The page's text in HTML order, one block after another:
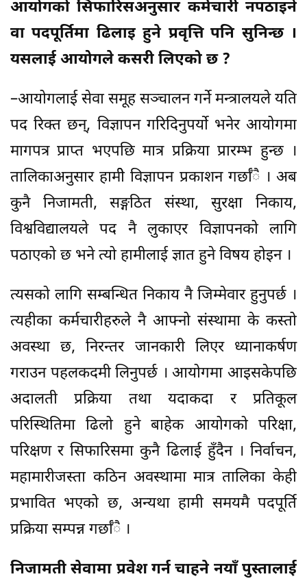
आयोगको सिफारिसअनुसार कर्मचारी नपठाइने
वा पदपूर्तिमा ढिलाइ हुने प्रवृत्ति पनि सुनिन्छ ।
यसलाई आयोगले कसरी लिएको छ ?
–आयोगलाई सेवा समूह सञ्चालन गर्ने मन्त्रालयले यति
पद रिक्त छन्, विज्ञापन गरिदिनुपर्यो भनेर आयोगमा
मागपत्र प्राप्त भएपछि मात्र प्रक्रिया प्रारम्भ हुन्छ ।
तालिकाअनुसार हामीे विज्ञापन प्रकाशन गर्छाँै । अब
कुनै निजामती, सङ्गठित संस्था, सुरक्षा निकाय,
विश्वविद्यालयले पद नै लुकाएर विज्ञापनको लागि
पठाएको छ भने त्यो हामीलाई ज्ञात हुने विषय होइन ।
त्यसको लागि सम्बन्धित निकाय नै जिम्मेवार हुनुपर्छ ।
त्यहीका कर्मचारीहरुले नै आफ्नो संस्थामा के कस्तो
अवस्था छ, निरन्तर जानकारी लिएर ध्यानाकर्षण
गराउन पहलकदमी लिनुपर्छ । आयोगमा आइसकेपछि
अदालती प्रक्रिया तथा यदाकदा र प्रतिकूल
परिस्थितिमा ढिलो हुने बाहेक आयोगको परिक्षा,
परिक्षण र सिफारिसमा कुनै ढिलाई हुँदैन । निर्वाचन,
महामारीजस्ता कठिन अवस्थामा मात्र तालिका केही
प्रभावित भएको छ, अन्यथा हामी समयमै पदपूर्ति
प्रक्रिया सम्पन्न गर्छाँै ।
निजामती सेवामा प्रवेश गर्न चाहने नयाँ पुस्तालाई